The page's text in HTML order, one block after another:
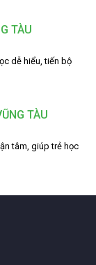
TÀU
dễ hiểu, tiến bộ
TÀU
tâm, giúp trẻ học